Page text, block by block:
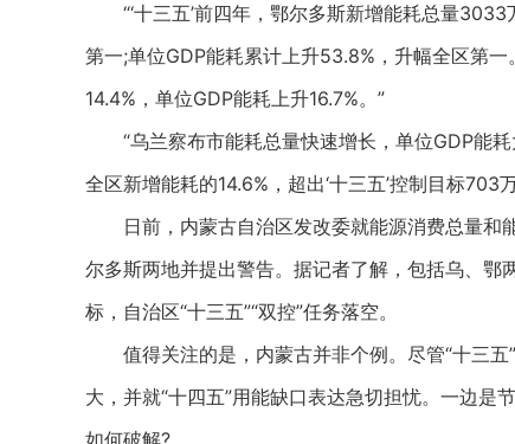
“‘十三五’前四年，鄂尔多斯新增能耗总量3033
第一;单位GDP能耗累计上升53.8%，升幅全区第
14.4%，单位GDP能耗上升16.7%。”
“乌兰察布市能耗总量快速增长，单位GDP能耗
全区新增能耗的14.6%，超出‘十三五’控制目标
日前，内蒙古自治区发改委就能源消费总量和
尔多斯两地并提出警告。据记者了解，包括乌、鄂
标，自治区“十三五”“双控”任务落空。
值得关注的是，内蒙古并非个例。尽管“十三五
大，并就“十四五”用能缺口表达急切担忧。一边是
如何破解?